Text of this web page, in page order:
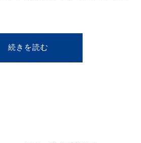
続きを読む